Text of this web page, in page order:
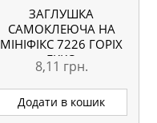
ЗАГЛУШКА
САМОКЛЕЮЧА НА
МІНІФІКС 7226 ГОРІХ
ЕККО
8,11 грн.
Додати в кошик